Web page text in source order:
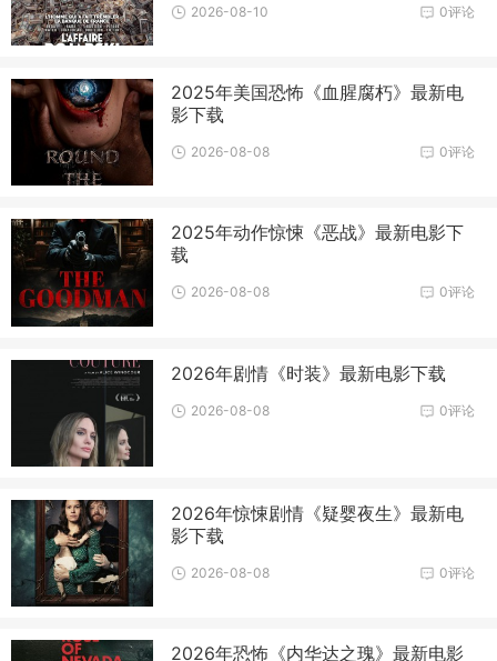
0评论
2026-08-10
2025年美国恐怖《血腥腐朽》最新电
影下载
0评论
2026-08-08
2025年动作惊悚《恶战》最新电影下
载
0评论
2026-08-08
2026年剧情《时装》最新电影下载
0评论
2026-08-08
2026年惊悚剧情《疑婴夜生》最新电
影下载
0评论
2026-08-08
2026年恐怖《内华达之瑰》最新电影